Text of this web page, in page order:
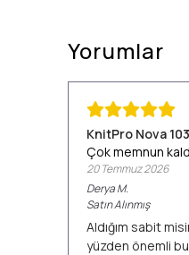
Yorumlar
KnitPro Nova
Çok memnun
20 Temmuz 2026
DeryaM.
Satın Alınmış
Aldığım sabit
yüzden önemli